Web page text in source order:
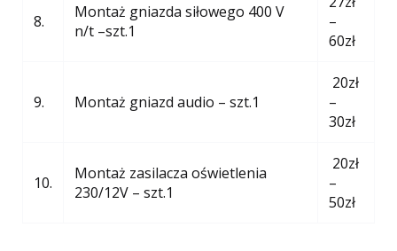
8.
Montaż gniazda siłowego 400 V
n/t –szt.1
–
60zł
9. Montaż gniazd audio – szt.1
20zł
–
30zł
10.
Montaż zasilacza oświetlenia
230/12V – szt.1
20zł
–
50zł